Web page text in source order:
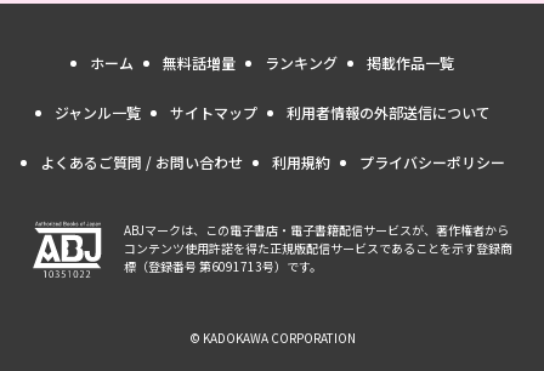
ホーム 無料話増量 ランキング 掲載作品一覧
ジャンル一覧 サイトマップ 利用者情報の外部送信について
よくあるご質問 / お問い合わせ 利用規約 プライバシーポリシー
ABJマークは、この電子書店・電子書籍配信サービスが、著作権者から
コンテンツ使用許諾を得た正規版配信サービスであることを示す登録商
標（登録番号 第6091713号）です。
© KADOKAWA CORPORATION